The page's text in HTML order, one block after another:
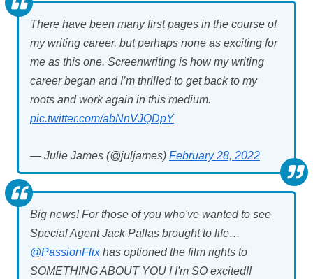
There have been many first pages in the course of
my writing career, but perhaps none as exciting for
me as this one. Screenwriting is how my writing
career began and I’m thrilled to get back to my
roots and work again in this medium.
pic.twitter.com/abNnVJQDpY
— Julie James (@juljames) February 28, 2022
Big news! For those of you who've wanted to see
Special Agent Jack Pallas brought to life…
@PassionFlixhas optioned the film rights to
SOMETHING ABOUT YOU ! I'm SO excited!!